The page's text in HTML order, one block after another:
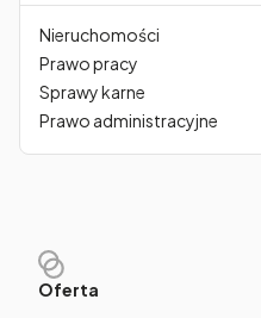
Nieruchomości
Prawo pracy
Sprawy karne
Prawo administracyjne
Oferta